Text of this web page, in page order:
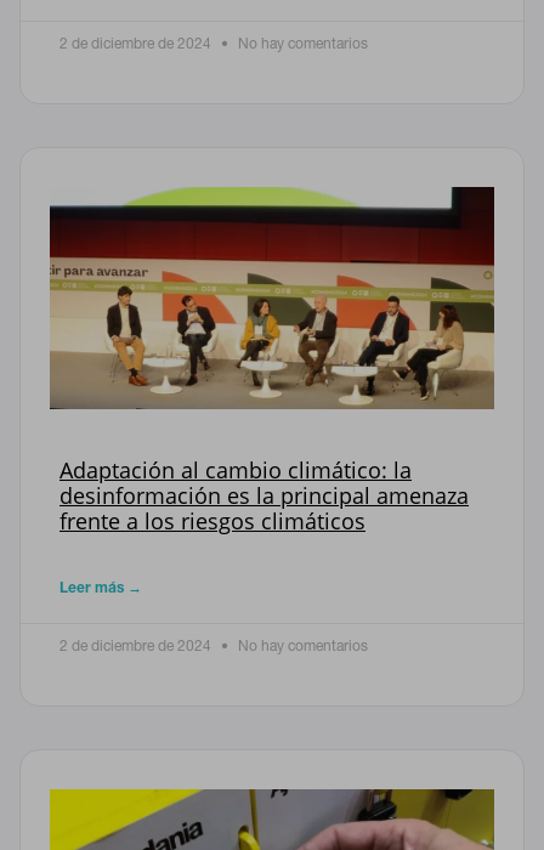
2 de diciembre de 2024 No hay comentarios
Adaptación al cambio climático: la
desinformación es la principal amenaza
frente a los riesgos climáticos
Leer más →
2 de diciembre de 2024 No hay comentarios